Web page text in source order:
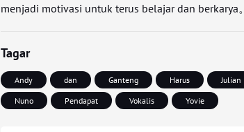
menjadi motivasi untuk terus belajar dan berkarya。
Tagar
Andy dan Ganteng Harus Julian
Nuno
Pendapat Vokalis Yovie